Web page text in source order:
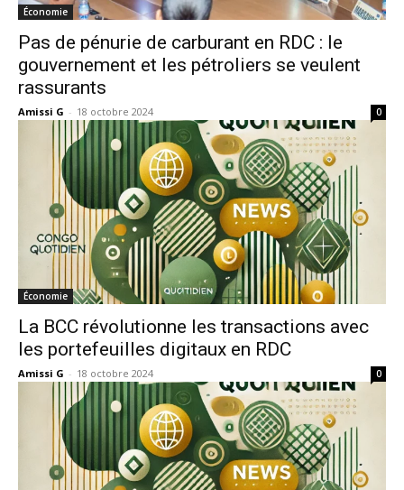
Économie
Pas de pénurie de carburant en RDC : le
gouvernement et les pétroliers se veulent
rassurants
Amissi G - 18 octobre 2024 0
Économie
La BCC révolutionne les transactions avec
les portefeuilles digitaux en RDC
Amissi G - 18 octobre 2024 0